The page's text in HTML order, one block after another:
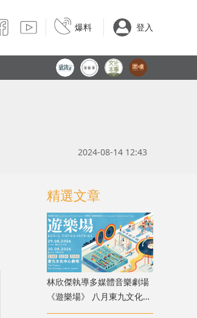
爆料 登入
2024-08-14 12:43
精選文章
林欣傑執導多媒體音樂劇場
《遊樂場》 八月東九文化中
心上演